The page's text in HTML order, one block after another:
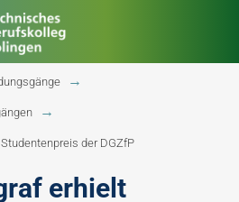
der DGZfP
erhielt